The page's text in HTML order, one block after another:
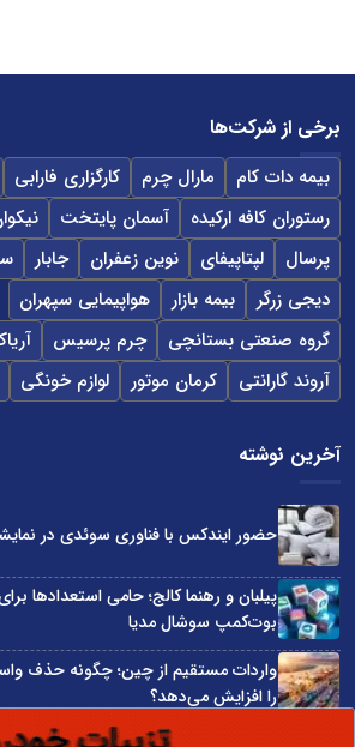
برخی از شرکت‌ها
بیمه دات کام مارال چرم کارگزاری فارابی
رستوران کافه ارکیده
آسمان پایتخت
پرسال
لپتاپیفای نوین زعفران جابار
دیجی زرگر
بیمه بازار
هواپیمایی سپهران
گروه صنعتی بستانچی
چرم پرسیس
آروند گارانتی
کرمان موتور لوازم خونگی
آخرین نوشته
حضور ایندکس با فناوری سوئدی در
پیلبان و رهنما کالج؛ حامی استعدادها
بوت‌کمپ سوشال مدیا
واردات مستقیم از چین؛ چگونه حذف
را افزایش می‌دهد؟